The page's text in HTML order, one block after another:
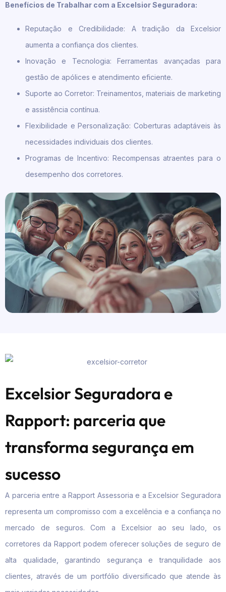
Benefícios de Trabalhar com a Excelsior Seguradora:
Reputação e Credibilidade: A tradição da Excelsior
aumenta a confiança dos clientes.
Inovação e Tecnologia: Ferramentas avançadas para
gestão de apólices e atendimento eficiente.
Suporte ao Corretor: Treinamentos, materiais de marketing
e assistência contínua.
Flexibilidade e Personalização: Coberturas adaptáveis às
necessidades individuais dos clientes.
Programas de Incentivo: Recompensas atraentes para o
desempenho dos corretores.
Excelsior Seguradora e
Rapport: parceria que
transforma segurança em
sucesso
A parceria entre a Rapport Assessoria e a Excelsior Seguradora
representa um compromisso com a excelência e a confiança no
mercado de seguros. Com a Excelsior ao seu lado, os
corretores da Rapport podem oferecer soluções de seguro de
alta qualidade, garantindo segurança e tranquilidade aos
clientes, através de um portfólio diversificado que atende às